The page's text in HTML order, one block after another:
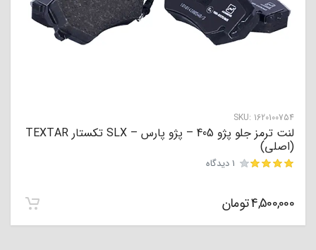
SKU: 1620100754
لنت ترمز جلو پژو 405 – پژو پارس – SLX تکستار TEXTAR
(اصلی)
1 دیدگاه
4,500,000تومان